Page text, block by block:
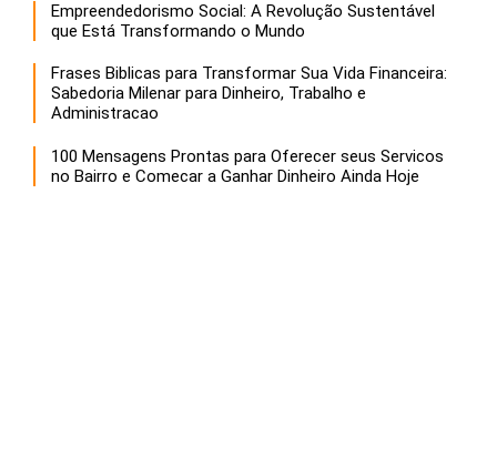
Empreendedorismo Social: A Revolução Sustentável
que Está Transformando o Mundo
Frases Biblicas para Transformar Sua Vida Financeira:
Sabedoria Milenar para Dinheiro, Trabalho e
Administracao
100 Mensagens Prontas para Oferecer seus Servicos
no Bairro e Comecar a Ganhar Dinheiro Ainda Hoje